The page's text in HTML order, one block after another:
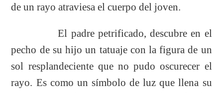
de un rayo atraviesa el cuerpo del joven.
El padre petrificado, descubre en el
pecho de su hijo un tatuaje con la figura de un
sol resplandeciente que no pudo oscurecer el
rayo. Es como un símbolo de luz que llena su